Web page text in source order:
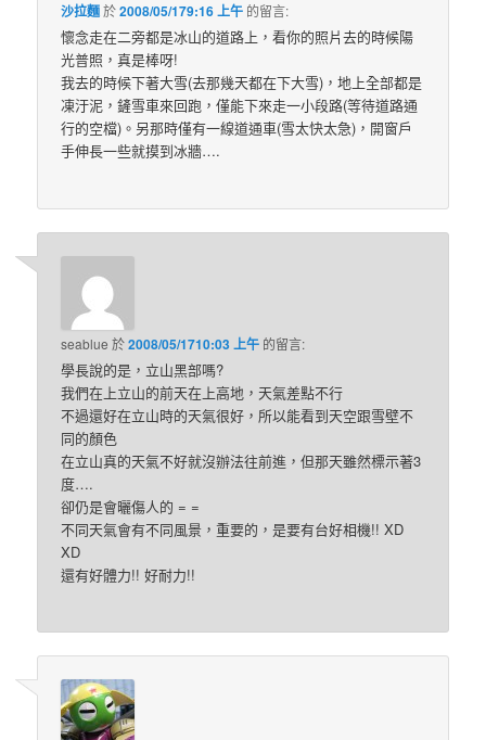
沙拉麵於2008/05/179:16 上午 的留言:
懷念走在二旁都是冰山的道路上，看你的照片去的時候陽
光普照，真是棒呀!
我去的時候下著大雪(去那幾天都在下大雪)，地上全部都是
凍汙泥，鏟雪車來回跑，僅能下來走一小段路(等待道路通
行的空檔)。另那時僅有一線道通車(雪太快太急)，開窗戶
手伸長一些就摸到冰牆….
seablue 於2008/05/1710:03 上午 的留言:
學長說的是，立山黑部嗎?
我們在上立山的前天在上高地，天氣差點不行
不過還好在立山時的天氣很好，所以能看到天空跟雪壁不
同的顏色
在立山真的天氣不好就沒辦法往前進，但那天雖然標示著3
度….
卻仍是會曬傷人的 = =
不同天氣會有不同風景，重要的，是要有台好相機!! XD
XD
還有好體力!! 好耐力!!